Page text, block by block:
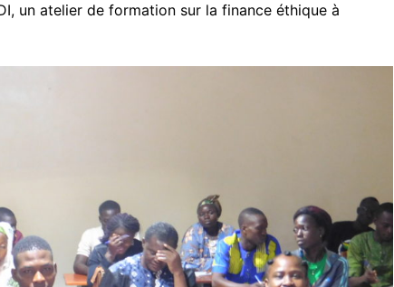
un atelier de formation sur la finance éthique à